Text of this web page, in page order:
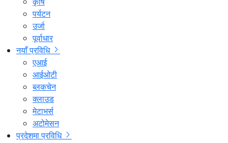
पर्यटन
उर्जा
पूर्वाधार
नयाँ प्रविधि
एआई
आईओटी
ब्लकचेन
क्लाउड
मेटाभर्स
अटोमेसन
प्रदेशमा प्रविधि